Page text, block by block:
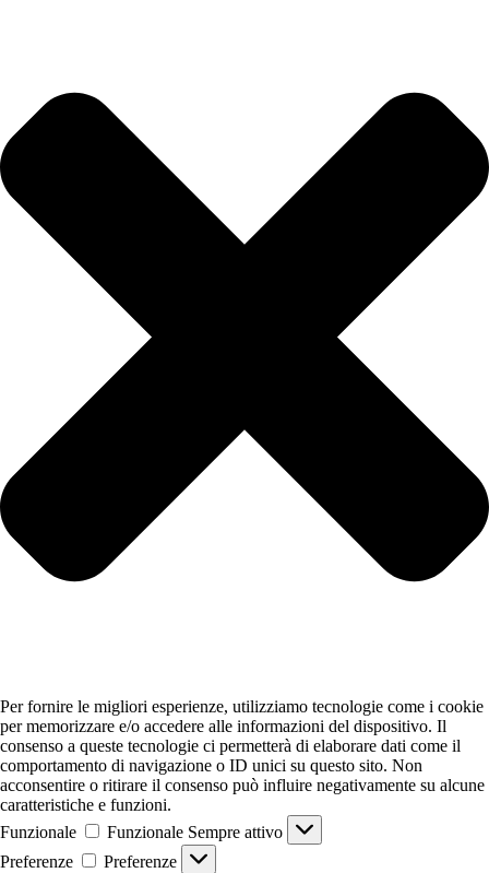
Per fornire le migliori esperienze, utilizziamo tecnologie come i cookie
per memorizzare e/o accedere alle informazioni del dispositivo. Il
consenso a queste tecnologie ci permetterà di elaborare dati come il
comportamento di navigazione o ID unici su questo sito. Non
acconsentire o ritirare il consenso può influire negativamente su alcune
caratteristiche e funzioni.
Funzionale
Funzionale Sempre attivo
Preferenze
Preferenze